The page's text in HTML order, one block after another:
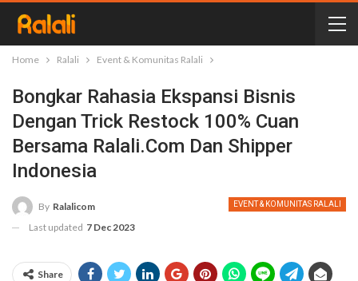
Home Ralali Event & Komunitas Ralali
Bongkar Rahasia Ekspansi Bisnis
Dengan Trick Restock 100% Cuan
Bersama Ralali.com Dan Shipper
Indonesia
EVENT & KOMUNITAS RALALI
By Ralalicom
Last updated 7 Dec 2023
Share